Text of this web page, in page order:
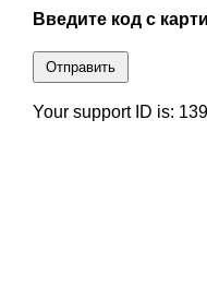
Введите код с
Отправить
Your support ID is: